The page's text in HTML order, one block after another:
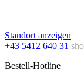
Standort anzeigen
+43 5412 640 31
Bestell-Hotline